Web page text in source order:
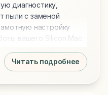
диагностику,
пыли с заменой
настройку
вашего Silicon Mac.
Читать подробнее